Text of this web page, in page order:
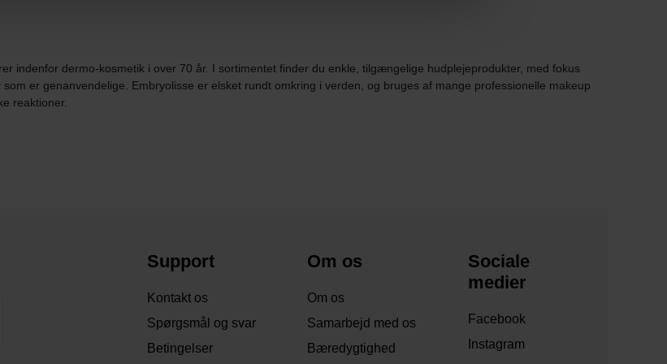
indenfor dermo-kosmetik i over 70 år. I sortimentet finder du enkle, tilgængelige hudplejeprodukter, med fokus
er genanvendelige. Embryolisse er elsket rundt omkring i verden, og bruges af mange professionelle makeup
reaktioner.
Support
Kontakt os
Spørgsmål og svar
Betingelser
Om os
Om os
Samarbejd med os
Bæredygtighed
Sociale
medier
Facebook
Instagram